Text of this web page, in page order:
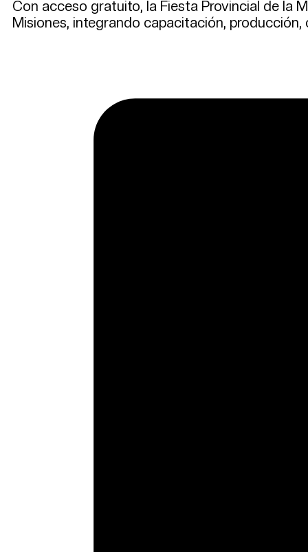
Con acceso gratuito, la Fiesta Provincial de la
Misiones, integrando capacitación,